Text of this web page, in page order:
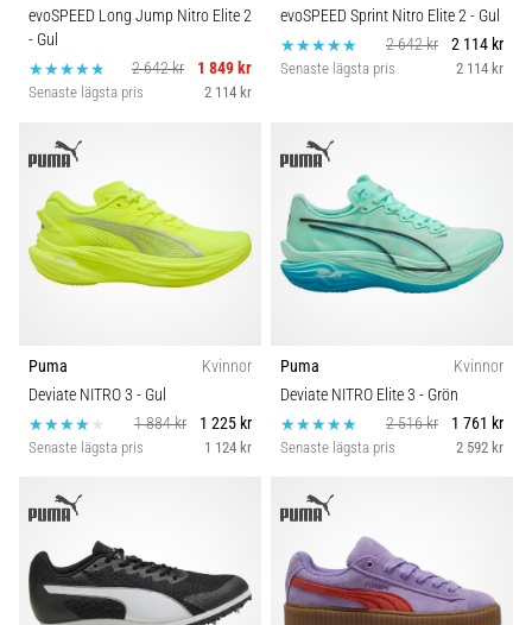
evoSPEED Long Jump Nitro Elite 2
- Gul
2 642 kr
1 849 kr
Senaste lägsta pris 2 114 kr
evoSPEED Sprint Nitro Elite 2- Gul
2 642 kr
2 114 kr
Senaste lägsta pris 2 114 kr
Puma
Kvinnor
Deviate NITRO 3 - Gul
1 884 kr
1 225 kr
Senaste lägsta pris 1 124 kr
Puma
Kvinnor
Deviate NITRO Elite 3 - Grön
2 516 kr
1 761 kr
Senaste lägsta pris 2 592 kr